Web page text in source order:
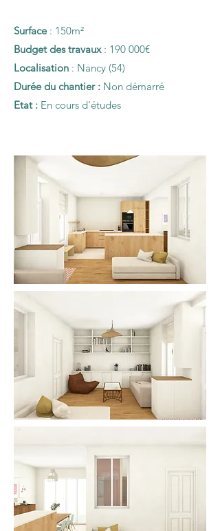
Surface : 150m²
Budget des travaux : 190 000€
Localisation : Nancy (54)
Durée du chantier : Non démarré
Etat : En cours d'études